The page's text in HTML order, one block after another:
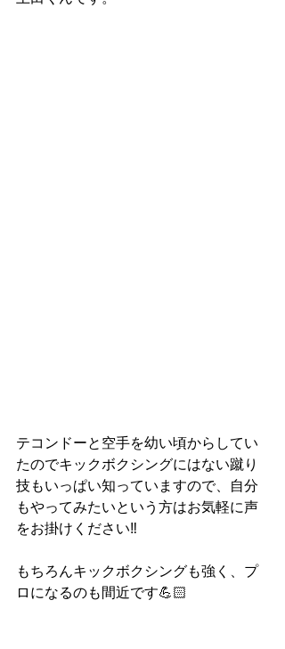
テコンドーと空手を幼い頃からしてい
たのでキックボクシングにはない蹴り
技もいっぱい知っていますので、自分
もやってみたいという方はお気軽に声
をお掛けください‼️
もちろんキックボクシングも強く、プ
ロになるのも間近です💪🏻